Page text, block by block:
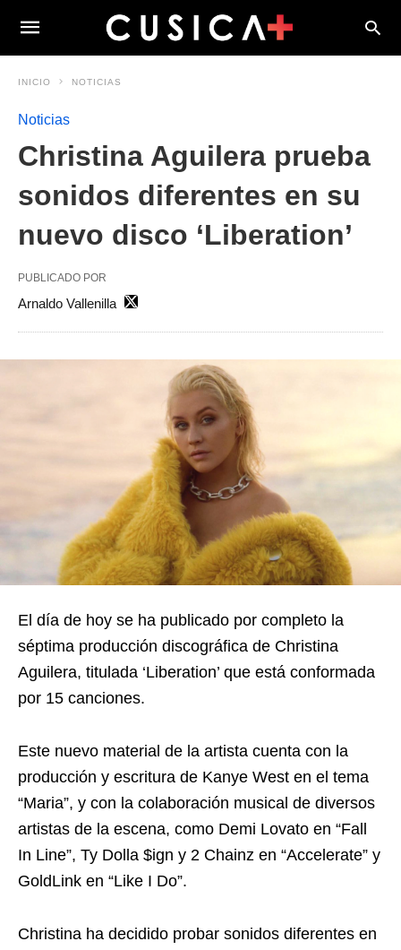
INICIO NOTICIAS
Noticias
Christina Aguilera prueba
sonidos diferentes en su
nuevo disco ‘Liberation’
PUBLICADO POR
Arnaldo Vallenilla
El día de hoy se ha publicado por completo la
séptima producción discográfica de Christina
Aguilera, titulada ‘Liberation’ que está conformada
por 15 canciones.
Este nuevo material de la artista cuenta con la
producción y escritura de Kanye West en el tema
“Maria”, y con la colaboración musical de diversos
artistas de la escena, como Demi Lovato en “Fall
In Line”, Ty Dolla $ign y 2 Chainz en “Accelerate” y
GoldLink en “Like I Do”.
Christina ha decidido probar sonidos diferentes en